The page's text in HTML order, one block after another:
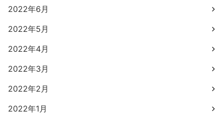
2022年6月
2022年5月
2022年4月
2022年3月
2022年2月
2022年1月